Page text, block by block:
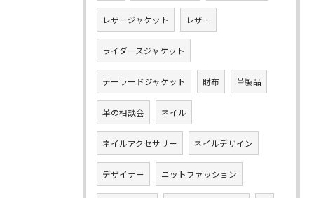
レザージャケット レザー
ライダースジャケット
テーラードジャケット 財布 革製品
革の相談会 ネイル
ネイルアクセサリー ネイルデザイン
デザイナー ニットファッション